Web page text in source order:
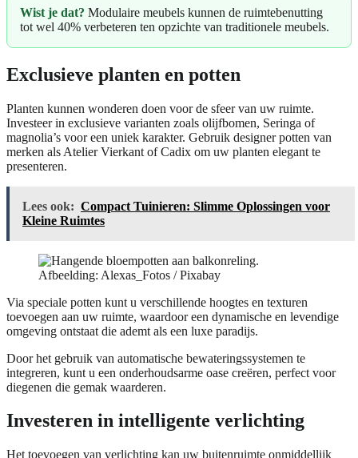
Wist je dat? Modulaire meubels kunnen de ruimtebenutting
tot wel 40% verbeteren ten opzichte van traditionele meubels.
Exclusieve planten en potten
Planten kunnen wonderen doen voor de sfeer van uw ruimte.
Investeer in exclusieve varianten zoals olijfbomen, Seringa of
magnolia’s voor een uniek karakter. Gebruik designer potten van
merken als Atelier Vierkant of Cadix om uw planten elegant te
presenteren.
Lees ook: Compact Tuinieren: Slimme Oplossingen voor
Kleine Ruimtes
Afbeelding: Alexas_Fotos / Pixabay
Via speciale potten kunt u verschillende hoogtes en texturen
toevoegen aan uw ruimte, waardoor een dynamische en levendige
omgeving ontstaat die ademt als een luxe paradijs.
Door het gebruik van automatische bewateringssystemen te
integreren, kunt u een onderhoudsarme oase creëren, perfect voor
diegenen die gemak waarderen.
Investeren in intelligente verlichting
Het toevoegen van verlichting kan uw buitenruimte onmiddellijk